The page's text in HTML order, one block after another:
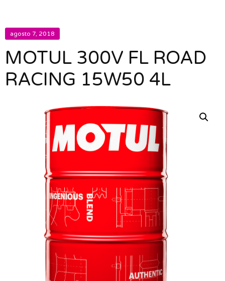
agosto 7, 2018
MOTUL 300V FL ROAD
RACING 15W50 4L